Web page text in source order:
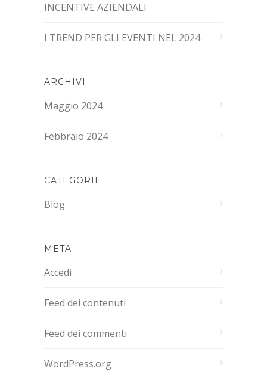
INCENTIVE AZIENDALI
I TREND PER GLI EVENTI NEL 2024
ARCHIVI
Maggio 2024
Febbraio 2024
CATEGORIE
Blog
META
Accedi
Feed dei contenuti
Feed dei commenti
WordPress.org